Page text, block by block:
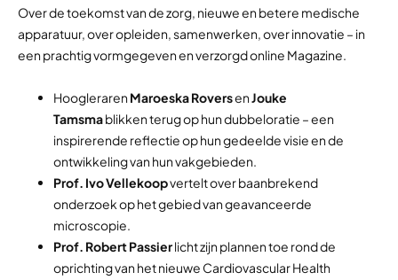
Over de toekomst van de zorg, nieuwe en betere medische
apparatuur, over opleiden, samenwerken, over innovatie – in
een prachtig vormgegeven en verzorgd online Magazine.
Hoogleraren Maroeska RoversenJouke
Tamsmablikken terug op hun dubbeloratie – een
inspirerende reflectie op hun gedeelde visie en de
ontwikkeling van hun vakgebieden.
Prof. Ivo Vellekoopvertelt over baanbrekend
onderzoek op het gebied van geavanceerde
microscopie.
Prof. Robert Passierlicht zijn plannen toe rond de
oprichting van het nieuwe Cardiovascular Health